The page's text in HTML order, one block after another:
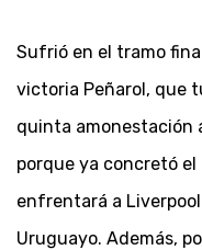
Sufrió en el tramo
victoria Peñarol, que
quinta amonestación
porque ya concretó
enfrentará a
Uruguayo. Además,